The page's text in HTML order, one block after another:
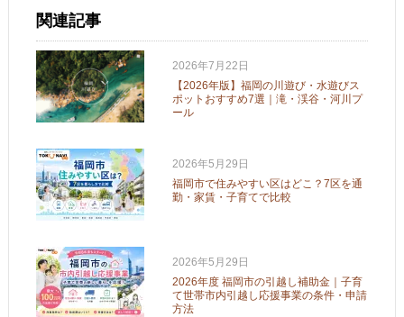
関連記事
2026年7月22日
【2026年版】福岡の川遊び・水遊びス
ポットおすすめ7選｜滝・渓谷・河川プ
ール
2026年5月29日
福岡市で住みやすい区はどこ？7区を通
勤・家賃・子育てで比較
2026年5月29日
2026年度 福岡市の引越し補助金｜子育
て世帯市内引越し応援事業の条件・申請
方法